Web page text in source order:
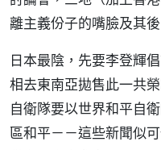
離主義份子的嘴臉及其後
日本最陰，先要李登輝
相去東南亞拋售此一共
自衛隊要以世界和平自
區和平－－這些新聞似